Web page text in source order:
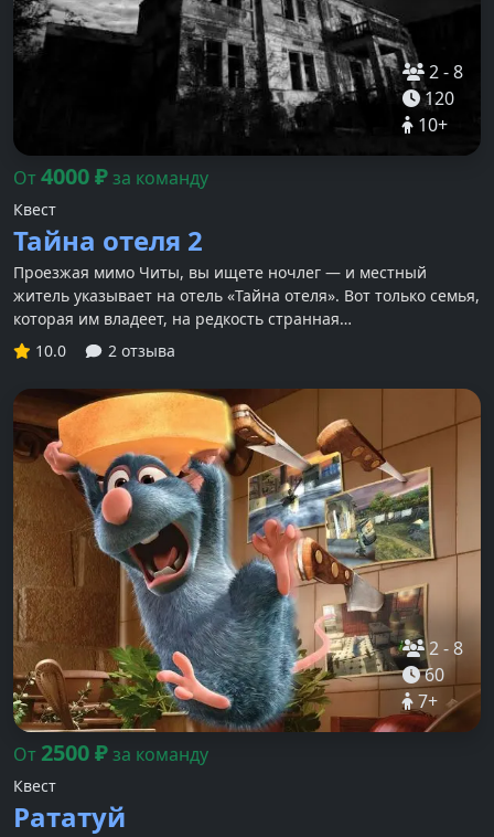
2-8
120
10+
От4000₽за команду
Квест
Тайна отеля 2
Проезжая мимо Читы, вы ищете ночлег — и местный
житель указывает на отель «Тайна отеля». Вот только семья,
которая им владеет, на редкость странная…
10.0
2 отзыва
2-8
60
7+
От 2500₽за команду
Квест
Рататуй